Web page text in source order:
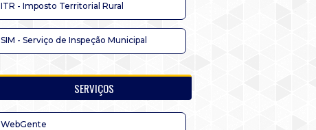
ITR - Imposto Territorial Rural
SIM - Serviço de Inspeção Municipal
SERVIÇOS
WebGente